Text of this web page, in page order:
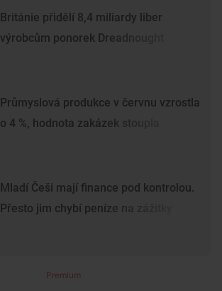
Británie přidělí 8,4 miliardy liber
výrobcům ponorek Dreadnought
Průmyslová produkce v červnu vzrostla
o 4 %, hodnota zakázek stoupla
Mladí Češi mají finance pod kontrolou.
Přesto jim chybí peníze na zážitky
Premium